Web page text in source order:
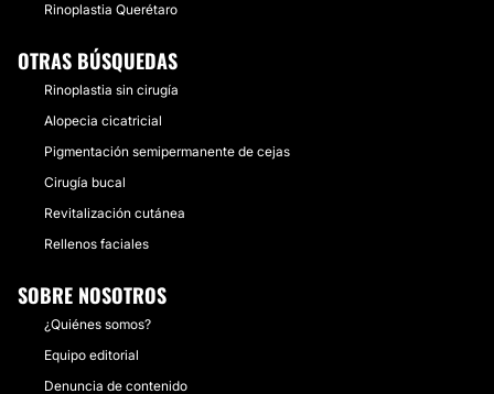
Rinoplastia Querétaro
OTRAS BÚSQUEDAS
Rinoplastia sin cirugía
Alopecia cicatricial
Pigmentación semipermanente de cejas
Cirugía bucal
Revitalización cutánea
Rellenos faciales
SOBRE NOSOTROS
¿Quiénes somos?
Equipo editorial
Denuncia de contenido